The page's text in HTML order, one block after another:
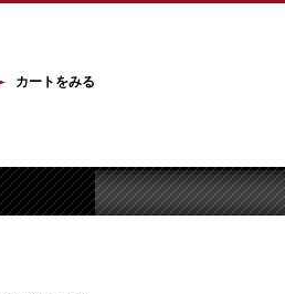
カートをみる